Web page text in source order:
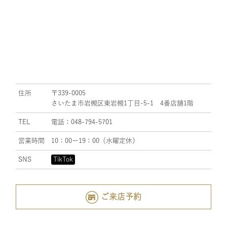
住所
〒339-0005
さいたま市岩槻区東岩槻1丁目-5-1 4番店舗1階
TEL 電話：048-794-5701
営業時間 10：00ー19：00（水曜定休）
SNS TikTok
ご来店予約